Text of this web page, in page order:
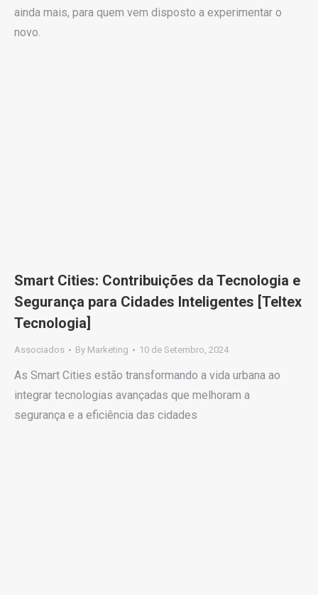
ainda mais, para quem vem disposto a experimentar o
novo.
Smart Cities: Contribuições da Tecnologia e
Segurança para Cidades Inteligentes [Teltex
Tecnologia]
Associados By Marketing 10 de Setembro, 2024
As Smart Cities estão transformando a vida urbana ao
integrar tecnologias avançadas que melhoram a
segurança e a eficiência das cidades